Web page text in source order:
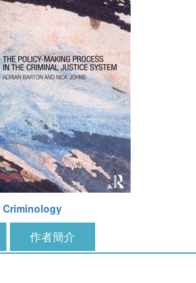
Criminology
作者簡介